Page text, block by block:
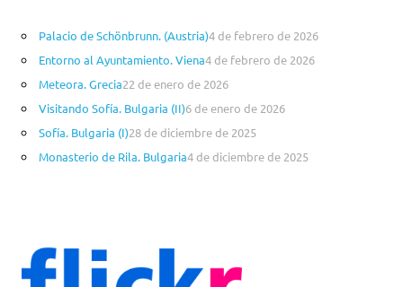
r
í
a
s
Palacio de Schönbrunn. (Austria)4 de febrero de 2026
Entorno al Ayuntamiento. Viena4 de febrero de 2026
Meteora. Grecia22 de enero de 2026
Visitando Sofía. Bulgaria (II)6 de enero de 2026
Sofía. Bulgaria (I)28 de diciembre de 2025
Monasterio de Rila. Bulgaria4 de diciembre de 2025